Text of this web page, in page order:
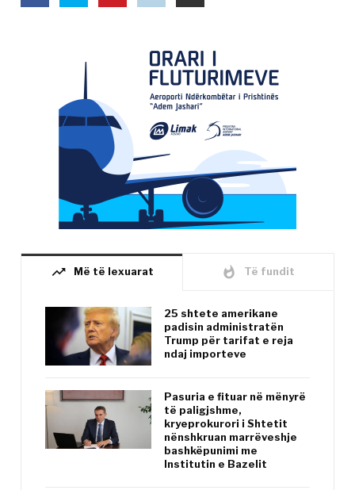
trending_up Më të lexuarat whatshot Të fundit
25 shtete amerikane
padisin administratën
Trump për tarifat e reja
ndaj importeve
Pasuria e fituar në mënyrë
të paligjshme,
kryeprokurori i Shtetit
nënshkruan marrëveshje
bashkëpunimi me
Institutin e Bazelit